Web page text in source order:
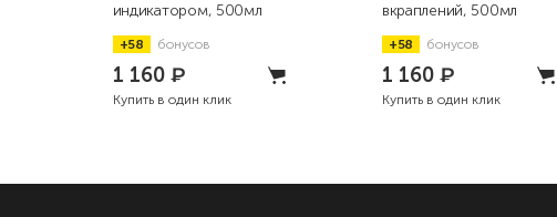
индикатором, 500мл
+58 бонусов
1 160 ₽
Купить в один клик
вкраплений, 500мл
+58 бонусов
1 160 ₽
Купить в один клик